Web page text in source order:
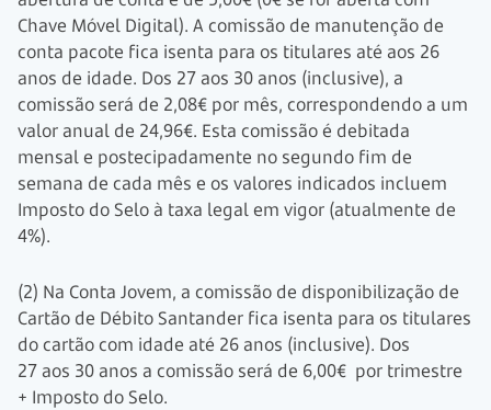
Chave Móvel Digital). A comissão de manutenção de
conta pacote fica isenta para os titulares até aos 26
anos de idade. Dos 27 aos 30 anos (inclusive), a
comissão será de 2,08€ por mês, correspondendo a um
valor anual de 24,96€. Esta comissão é debitada
mensal e postecipadamente no segundo fim de
semana de cada mês e os valores indicados incluem
Imposto do Selo à taxa legal em vigor (atualmente de
4%).
(2) Na Conta Jovem, a comissão de disponibilização de
Cartão de Débito Santander fica isenta para os titulares
do cartão com idade até 26 anos (inclusive). Dos
27 aos 30 anos a comissão será de 6,00€ por trimestre
+ Imposto do Selo.